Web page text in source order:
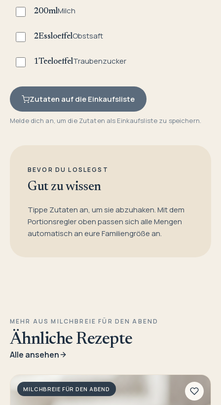
200mlMilch
2EssloeffelObstsaft
1TeeloeffelTraubenzucker
Zutaten auf die Einkaufsliste
Melde dich an, um die Zutaten als Einkaufsliste zu speichern.
BEVOR DU LOSLEGST
Gut zu wissen
Tippe Zutaten an, um sie abzuhaken. Mit dem
Portionsregler oben passen sich alle Mengen
automatisch an eure Familiengröße an.
MEHR AUS MILCHBREIE FÜR DEN ABEND
Ähnliche Rezepte
Alle ansehen
MILCHBREIE FÜR DEN ABEND